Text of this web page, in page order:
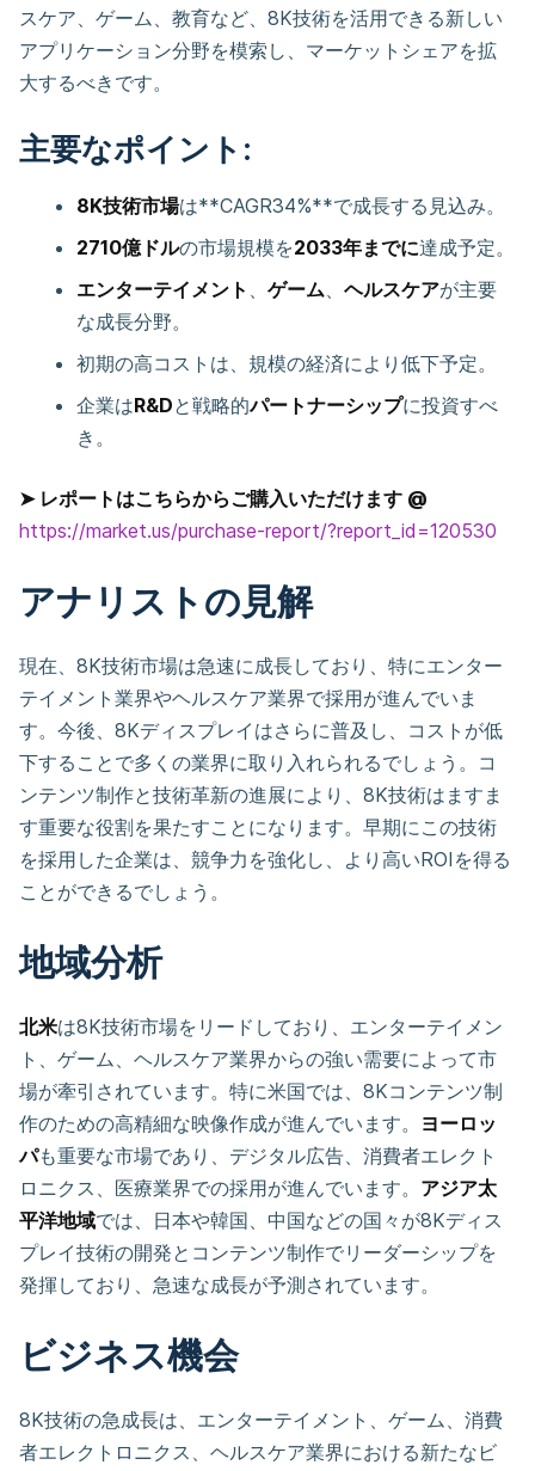
スケア、ゲーム、教育など、8K技術を活用できる新しい
アプリケーション分野を模索し、マーケットシェアを拡
大するべきです。
主要なポイント:
8K技術市場は**CAGR34%**で成長する見込み。
2710億ドルの市場規模を2033年までに達成予定。
エンターテイメント 、 ゲーム、 ヘルスケアが主要
な成長分野。
初期の高コストは、規模の経済により低下予定。
企業はR&Dと戦略的パートナーシップに投資すべ
き。
➤ レポートはこちらからご購入いただけます @
https://market.us/purchase-report/?report_id=120530
アナリストの見解
現在、8K技術市場は急速に成長しており、特にエンター
テイメント業界やヘルスケア業界で採用が進んでいま
す。今後、8Kディスプレイはさらに普及し、コストが低
下することで多くの業界に取り入れられるでしょう。コ
ンテンツ制作と技術革新の進展により、8K技術はますま
す重要な役割を果たすことになります。早期にこの技術
を採用した企業は、競争力を強化し、より高いROIを得る
ことができるでしょう。
地域分析
北米は8K技術市場をリードしており、エンターテイメン
ト、ゲーム、ヘルスケア業界からの強い需要によって市
場が牽引されています。特に米国では、8Kコンテンツ制
作のための高精細な映像作成が進んでいます。 ヨーロッ
パも重要な市場であり、デジタル広告、消費者エレクト
ロニクス、医療業界での採用が進んでいます。 アジア太
平洋地域では、日本や韓国、中国などの国々が8Kディス
プレイ技術の開発とコンテンツ制作でリーダーシップを
発揮しており、急速な成長が予測されています。
ビジネス機会
8K技術の急成長は、エンターテイメント、ゲーム、消費
者エレクトロニクス、ヘルスケア業界における新たなビ